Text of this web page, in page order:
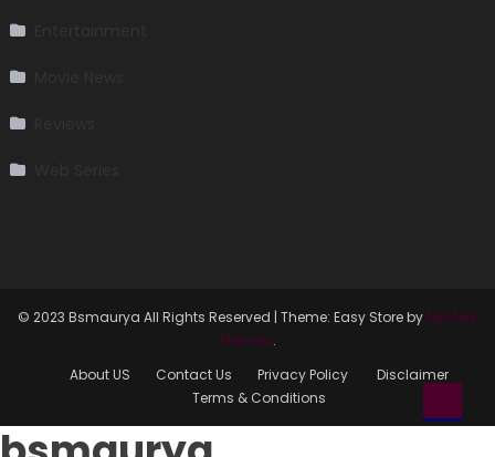
© 2023 Bsmaurya All Rights Reserved | Theme: Easy Store by Mystery
Themes.
About US
Contact Us Privacy Policy
Disclaimer
Terms & Conditions